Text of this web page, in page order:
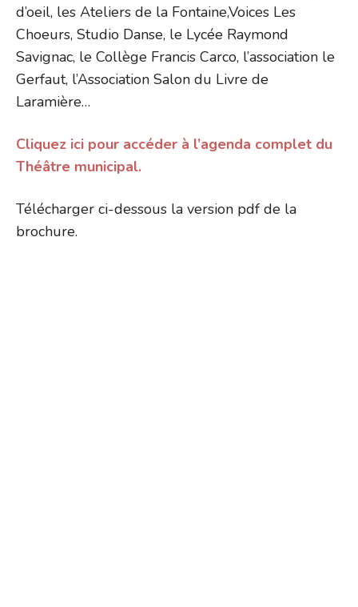
d’oeil, les Ateliers de la Fontaine,Voices Les
Choeurs, Studio Danse, le Lycée Raymond
Savignac, le Collège Francis Carco, l’association le
Gerfaut, l’Association Salon du Livre de
Laramière…
Cliquez ici pour accéder à l’agenda complet du
Théâtre municipal.
Télécharger ci-dessous la version pdf de la
brochure.